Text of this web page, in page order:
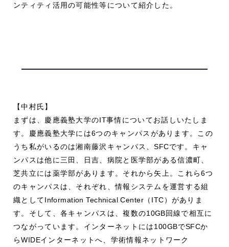
ンティティ活用の可能性等について紹介した。
【中村氏】
まずは、慶應義塾大学のIT事情についてお話しいたしま
す。慶應義塾大学には6つのキャンパスがあります。この
うち私がいるのは湘南藤沢キャンパス、SFCです。キャ
ンパスは他に三田、日吉、病院と医学部がある信濃町、
芝共立には薬学部があります。それから矢上。これら6つ
のキャンパスは、それぞれ、情報システムを運営する組
織としてInformation Technical Center（ ITC）がありま
す。そして、各キャンパスは、複数の10GB回線で相互に
つながっています。インターネットには100GBでSFCか
らWIDEインターネットへ、学術情報ネットワーク